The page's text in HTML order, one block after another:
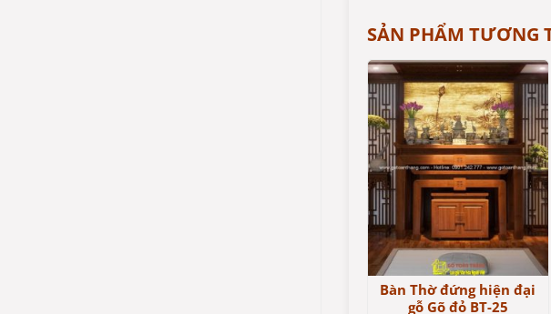
SẢN PHẨM TƯƠNG
Bàn Thờ đứng hiện đại
gỗ Gõ đỏ BT-25